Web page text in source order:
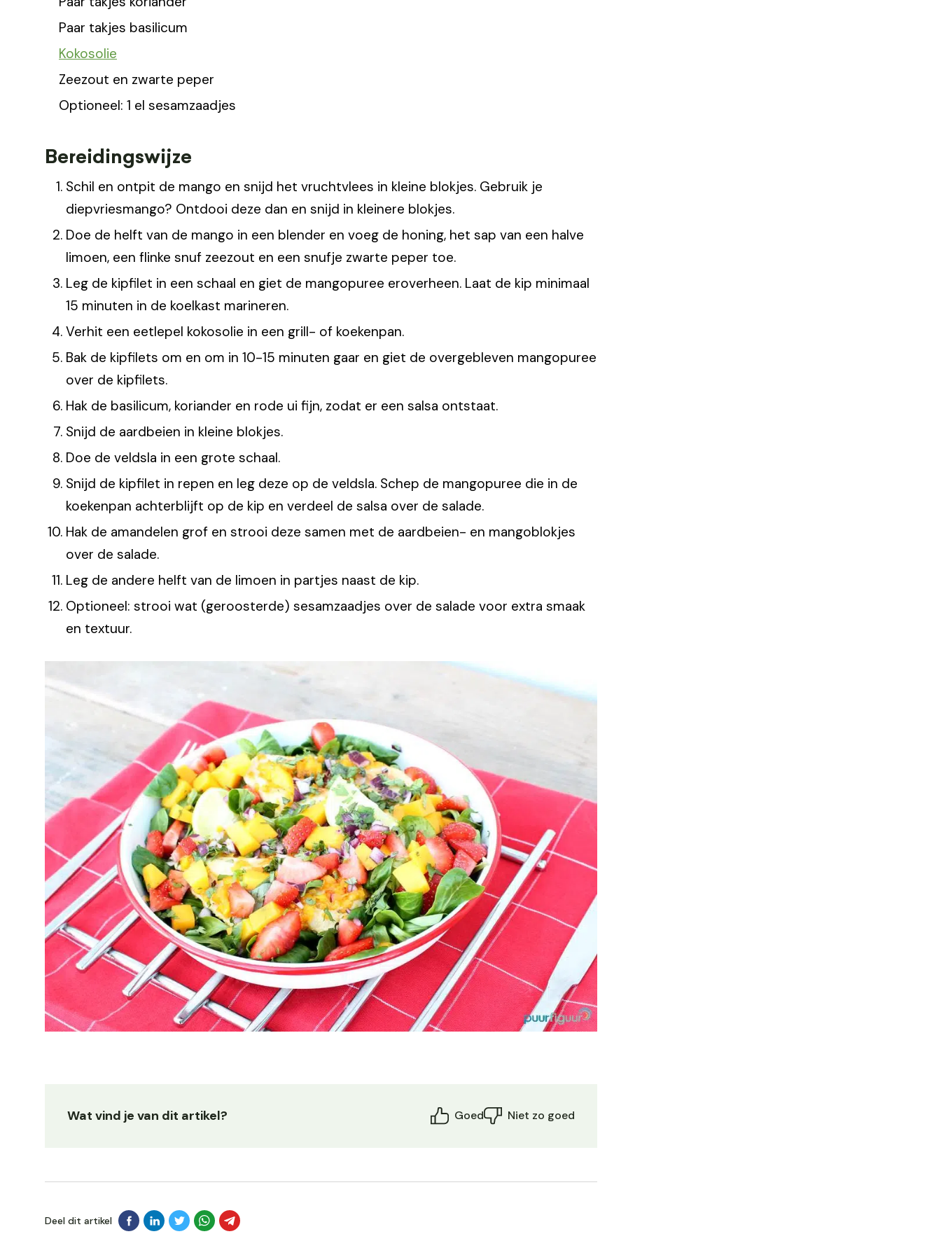
Paar takjes basilicum
Kokosolie
Zeezout en zwarte peper
Optioneel: 1 el sesamzaadjes
Bereidingswijze
Schil en ontpit de mango en snijd het vruchtvlees in kleine blokjes. Gebruik je
diepvriesmango? Ontdooi deze dan en snijd in kleinere blokjes.
Doe de helft van de mango in een blender en voeg de honing, het sap van een halve
limoen, een flinke snuf zeezout en een snufje zwarte peper toe.
Leg de kipfilet in een schaal en giet de mangopuree eroverheen. Laat de kip minimaal
15 minuten in de koelkast marineren.
Verhit een eetlepel kokosolie in een grill- of koekenpan.
Bak de kipfilets om en om in 10-15 minuten gaar en giet de overgebleven mangopuree
over de kipfilets.
Hak de basilicum, koriander en rode ui fijn, zodat er een salsa ontstaat.
Snijd de aardbeien in kleine blokjes.
Doe de veldsla in een grote schaal.
Snijd de kipfilet in repen en leg deze op de veldsla. Schep de mangopuree die in de
koekenpan achterblijft op de kip en verdeel de salsa over de salade.
Hak de amandelen grof en strooi deze samen met de aardbeien- en mangoblokjes
over de salade.
Leg de andere helft van de limoen in partjes naast de kip.
Optioneel: strooi wat (geroosterde) sesamzaadjes over de salade voor extra smaak
en textuur.
Wat vind je van dit artikel? Goed Niet zo goed
Deel dit artikel